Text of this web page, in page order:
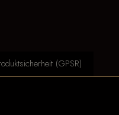
(GPSR)